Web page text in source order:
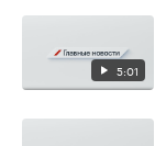
5:01